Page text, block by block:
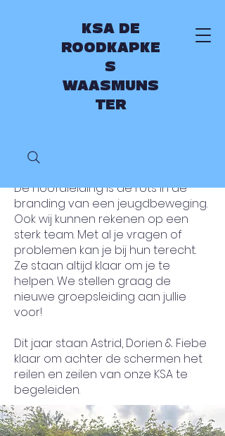
KSA DE
ROODKAPKE
S
WAASMUNS
TER
Groepsleiding
De hoofdleiding is de rots in de
branding van een jeugdbeweging.
Ook wij kunnen rekenen op een
sterk team. Met al je vragen of
problemen kan je bij hun terecht.
Ze staan altijd klaar om je te
helpen. We stellen graag de
nieuwe groepsleiding aan jullie
voor!
Dit jaar staan Astrid, Dorien & Fiebe
klaar om achter de schermen het
reilen en zeilen van onze KSA te
begeleiden.